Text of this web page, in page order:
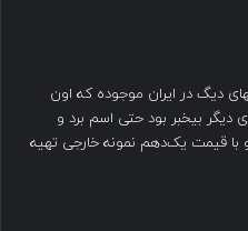
دیگ در ایران موجوده که اون
دیگر بیخبر بود حتی اسم برد و
با قیمت یک‌دهم نمونه خارجی تهیه